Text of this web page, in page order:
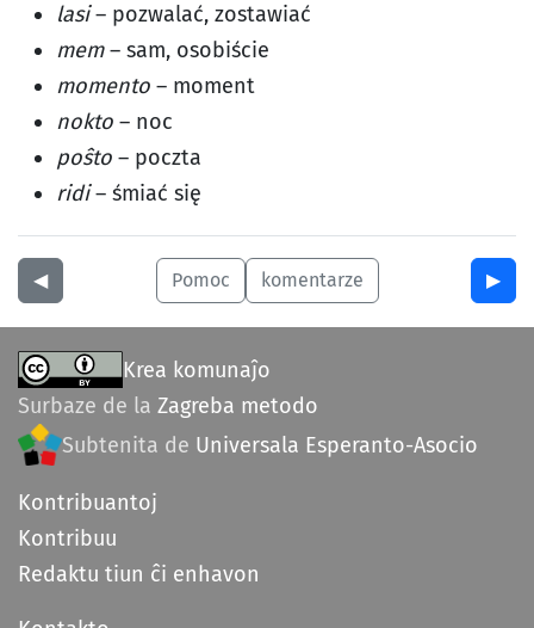
lasi– pozwalać, zostawiać
mem– sam, osobiście
momento – moment
nokto – noc
poŝto – poczta
ridi– śmiać się
◀︎ Pomoc komentarze ▶︎
Krea komunaĵo
Surbaze de la Zagreba metodo
Subtenita de Universala Esperanto-Asocio
Kontribuantoj
Kontribuu
Redaktu tiun ĉi enhavon